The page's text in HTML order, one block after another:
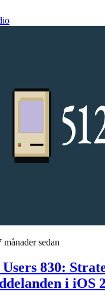
månader sedan
830:
i iOS